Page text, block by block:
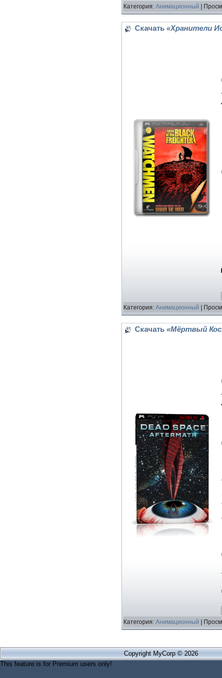
Категория: Анимационный |
Скачать «Хранители
Категория: Анимационный |
Скачать «Мёртвый
Категория: Анимационный |
Copyright MyCorp © 2026
This feature is for Premium users only!